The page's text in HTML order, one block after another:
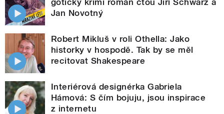
Jan Novotný
Robert Mikluš v roli Othella: Jako
historky v hospodě. Tak by se měl
recitovat Shakespeare
Interiérová designérka Gabriela
Hámová: S čím bojuju, jsou inspirace
z internetu